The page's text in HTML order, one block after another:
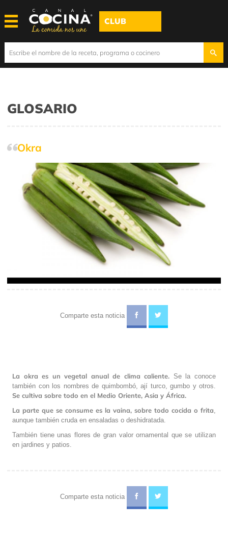
CLUB
GLOSARIO
Okra
Comparte esta noticia
La okra es un vegetal anual de clima caliente. Se la conoce
también con los nombres de quimbombó, ají turco, gumbo y otros.
Se cultiva sobre todo en el Medio Oriente, Asia y África.
La parte que se consume es la vaina, sobre todo cocida o frita
aunque también cruda en ensaladas o deshidratada.
También tiene unas flores de gran valor ornamental que se utilizan
en jardines y patios.
Comparte esta noticia